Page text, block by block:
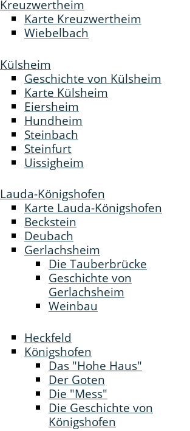
Kreuzwertheim
Karte Kreuzwertheim
Wiebelbach
Külsheim
Geschichte von Külsheim
Karte Külsheim
Eiersheim
Hundheim
Steinbach
Steinfurt
Uissigheim
Lauda-Königshofen
Karte Lauda-Königshofen
Beckstein
Deubach
Gerlachsheim
Die Tauberbrücke
Geschichte von
Gerlachsheim
Weinbau
Heckfeld
Königshofen
Das "Hohe Haus"
Der Goten
Die "Mess"
Die Geschichte von
Königshofen